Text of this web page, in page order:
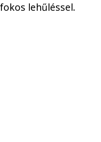
lehűléssel.